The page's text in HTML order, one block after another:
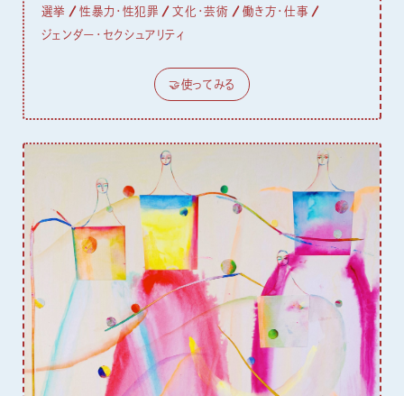
選挙 性暴力・性犯罪 文化・芸術
働き方・仕事
ジェンダー・セクシュアリティ
🤝使ってみる